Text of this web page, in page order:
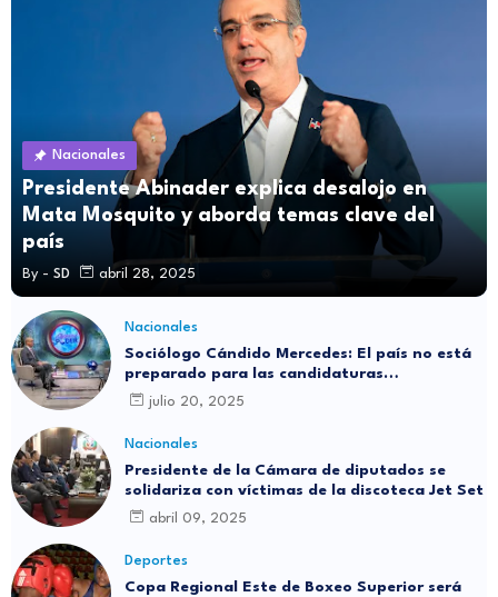
Nacionales
Presidente Abinader explica desalojo en
Mata Mosquito y aborda temas clave del
país
By - SD abril 28, 2025
Nacionales
Sociólogo Cándido Mercedes: El país no está
preparado para las candidaturas
independientes
julio 20, 2025
Nacionales
Presidente de la Cámara de diputados se
solidariza con víctimas de la discoteca Jet Set
abril 09, 2025
Deportes
Copa Regional Este de Boxeo Superior será